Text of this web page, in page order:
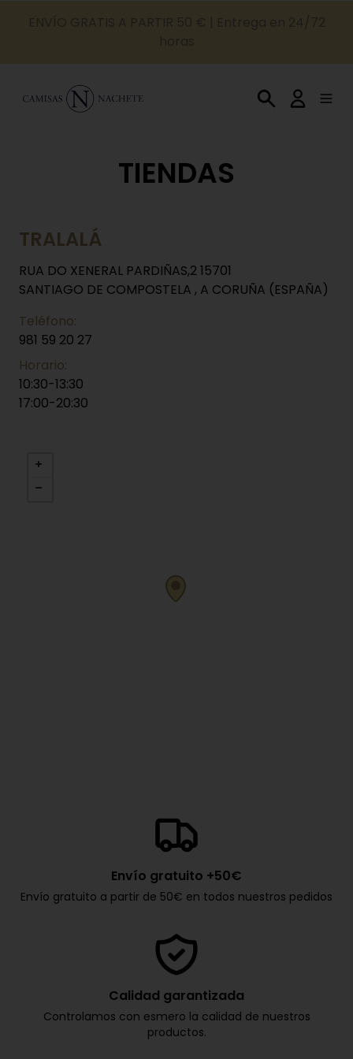
TIENDAS
TRALALÁ
RUA DO XENERAL PARDIÑAS,2 15701
SANTIAGO DE COMPOSTELA , A CORUÑA (ESPAÑA)
Teléfono:
981 59 20 27
Horario:
10:30-13:30
17:00-20:30
Envío gratuito +50€
Envío gratuito a partir de 50€ en todos nuestros pedidos
Calidad garantizada
Controlamos con esmero la calidad de nuestros
productos.